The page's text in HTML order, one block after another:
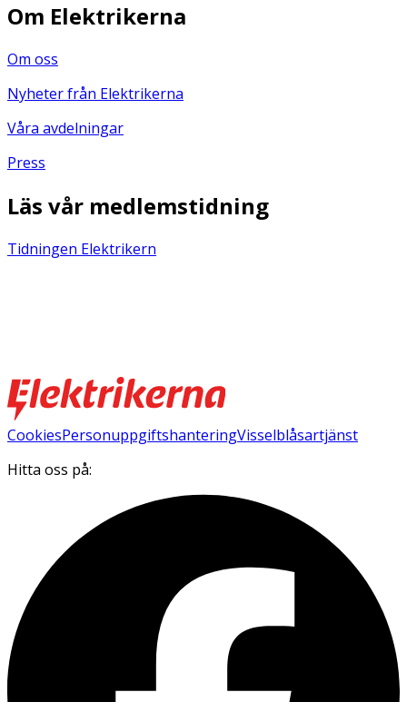
Om Elektrikerna
Om oss
Nyheter från Elektrikerna
Våra avdelningar
Press
Läs vår medlemstidning
Tidningen Elektrikern
CookiesPersonuppgiftshanteringVisselblåsartjänst
Hitta oss på: